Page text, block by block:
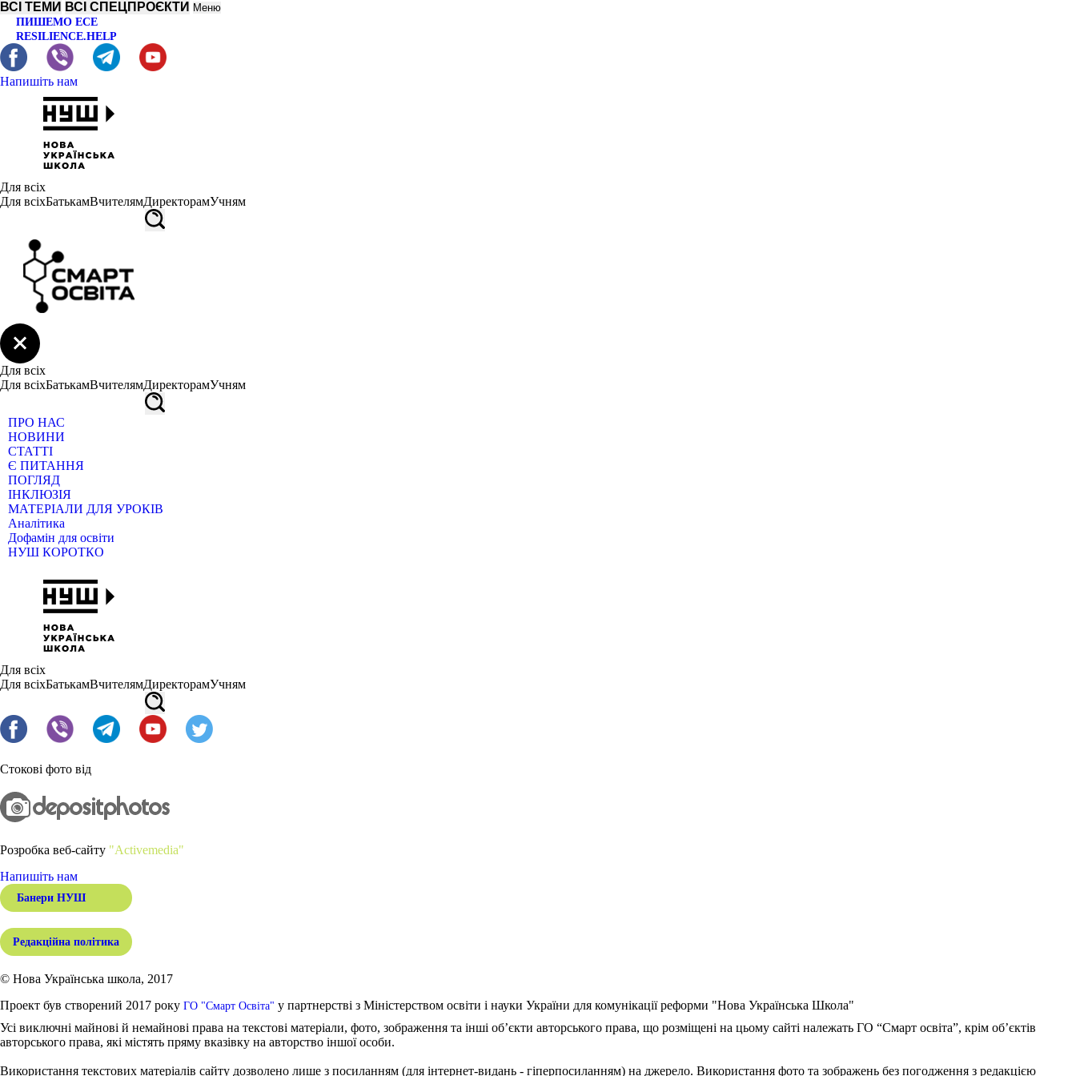
ВСІ ТЕМИ ВСІ СПЕЦПРОЄКТИ Меню
ПИШЕМО ЕСЕ
RESILIENCE.HELP
Напишіть нам
Для всіх
Для всіхБатькамВчителямДиректорамУчням
Для всіх
Для всіхБатькамВчителямДиректорамУчням
ПРО НАС
НОВИНИ
СТАТТІ
Є ПИТАННЯ
ПОГЛЯД
ІНКЛЮЗІЯ
МАТЕРІАЛИ ДЛЯ УРОКІВ
Аналітика
Дофамін для освіти
НУШ КОРОТКО
Для всіх
Для всіхБатькамВчителямДиректорамУчням
Стокові фото від
Розробка веб-сайту "Activemedia"
Напишіть нам
Банери НУШ
Редакційна політика
© Нова Українська школа, 2017
Проект був створений 2017 року ГО "Смарт Освіта" у партнерстві з Міністерством освіти і науки України для комунікації реформи "Нова Українська Школа"
Усі виключні майнові й немайнові права на текстові матеріали, фото, зображення та інші об’єкти авторського права, що розміщені на цьому сайті належать ГО “Смарт освіта”, крім об’єктів
авторського права, які містять пряму вказівку на авторство іншої особи.
Використання текстових матеріалів сайту дозволено лише з посиланням (для інтернет-видань - гіперпосиланням) на джерело. Використання фото та зображень без погодження з редакцією